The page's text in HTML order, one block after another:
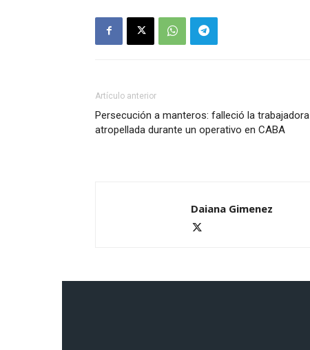
Artículo anterior
Persecución a manteros: falleció la trabajadora
atropellada durante un operativo en CABA
Daiana Gimenez